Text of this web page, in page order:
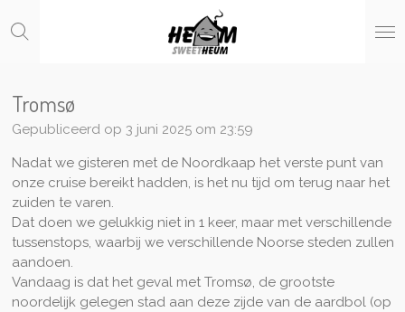
direct
hoofdinhoud
Tromsø
Gepubliceerd op 3 juni 2025 om 23:59
Nadat we gisteren met de Noordkaap het verste punt van
onze cruise bereikt hadden, is het nu tijd om terug naar het
zuiden te varen.
Dat doen we gelukkig niet in 1 keer, maar met verschillende
tussenstops, waarbij we verschillende Noorse steden zullen
aandoen.
Vandaag is dat het geval met Tromsø, de grootste
noordelijk gelegen stad aan deze zijde van de aardbol (op